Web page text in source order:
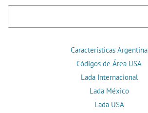
Características Argentina
Códigos de Área USA
Lada Internacional
Lada México
Lada USA